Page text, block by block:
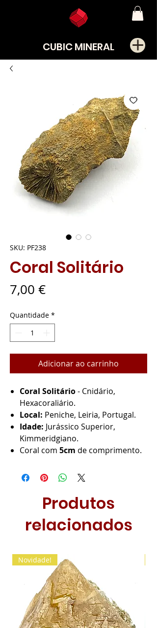
CUBIC MINERAL
SKU: PF238
Coral Solitário
7,00 €Preço
Quantidade *
Adicionar ao carrinho
Coral Solitário- Cnidário,
Hexacoraliário.
Local: Peniche, Leiria, Portugal.
Idade: Jurássico Superior,
Kimmeridgiano.
Coral com 5cm de comprimento.
Produtos
relacionados
Novidade!